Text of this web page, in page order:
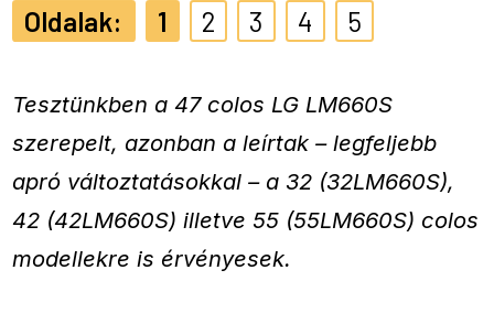
1 2 3 4 5
Tesztünkben a 47 colos LG LM660S
szerepelt, azonban a leírtak – legfeljebb
apró változtatásokkal – a 32 (32LM660S),
42 (42LM660S) illetve 55 (55LM660S) colos
modellekre is érvényesek.